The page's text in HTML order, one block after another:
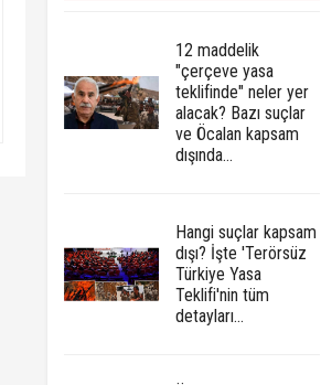
12 maddelik
"çerçeve yasa
teklifinde" neler yer
alacak? Bazı suçlar
ve Öcalan kapsam
dışında…
Hangi suçlar kapsam
dışı? İşte 'Terörsüz
Türkiye Yasa
Teklifi'nin tüm
detayları...